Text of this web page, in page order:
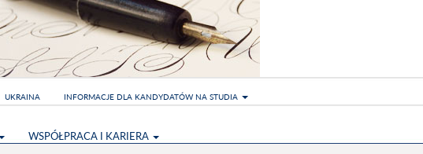
WSPÓŁPRACA I KARIERA
UKRAINA INFORMACJE DLA KANDYDATÓW NA STUDIA